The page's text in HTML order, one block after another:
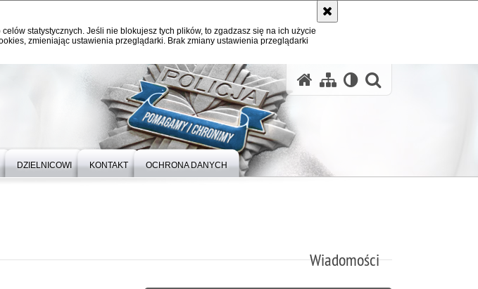
statystycznych. Jeśli nie blokujesz tych plików, to zgadzasz się na ich użycie
zmieniając ustawienia przeglądarki. Brak zmiany ustawienia przeglądarki
DZIELNICOWI KONTAKT OCHRONA DANYCH
Wiadomości